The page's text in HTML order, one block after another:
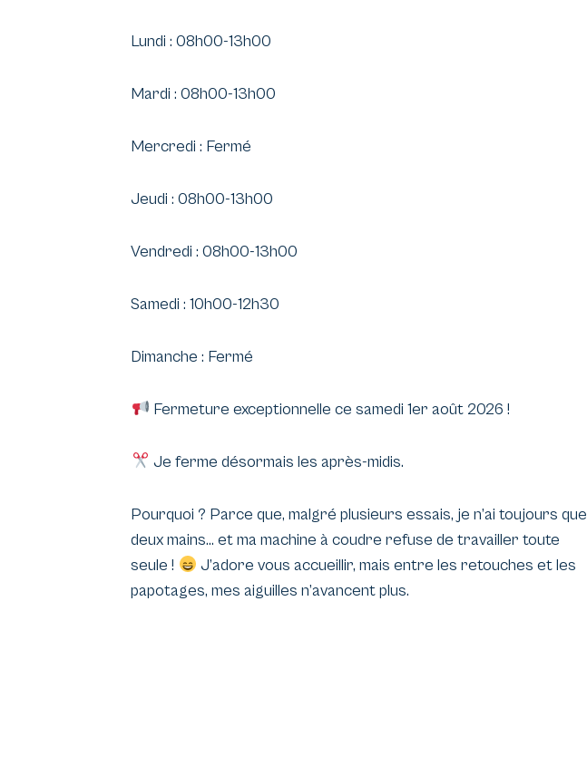
Lundi : 08h00-13h00
Mardi : 08h00-13h00
Mercredi : Fermé
Jeudi : 08h00-13h00
Vendredi : 08h00-13h00
Samedi : 10h00-12h30
Dimanche : Fermé
Fermeture exceptionnelle ce samedi 1er août 2026 !
Je ferme désormais les après-midis.
Pourquoi ? Parce que, malgré plusieurs essais, je n’ai toujours que
deux mains… et ma machine à coudre refuse de travailler toute
seule !
J’adore vous accueillir, mais entre les retouches et les
papotages, mes aiguilles n’avancent plus.